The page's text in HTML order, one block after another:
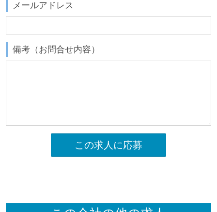
メールアドレス
備考（お問合せ内容）
この求人に応募